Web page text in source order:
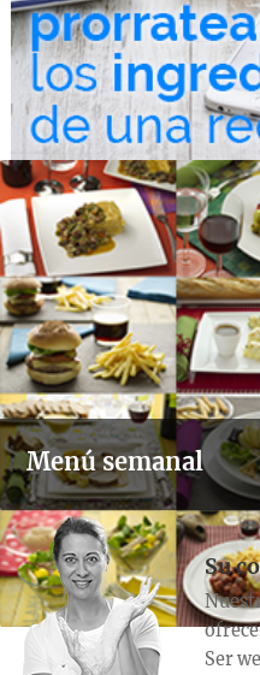
Menú semanal
Su
Ser